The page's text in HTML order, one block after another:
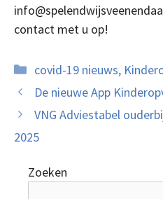
contact met u op!
Categorieën
covid-19 nieuws,
De nieuwe App
VNG Adviestabel
2025
Zoeken